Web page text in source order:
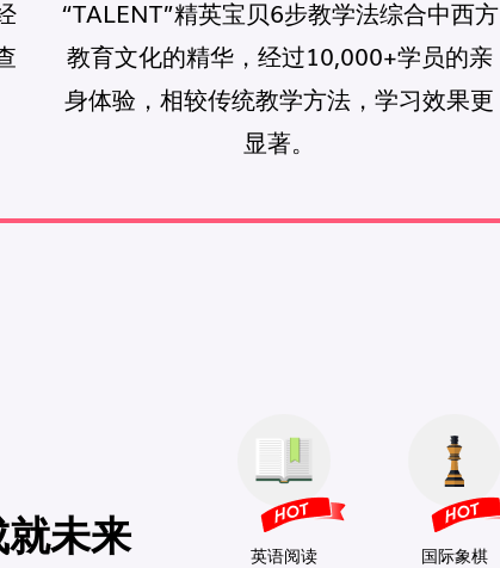
“TALENT”精英宝贝6步教学法综合中西方
教育文化的精华，经过10,000+学员的亲
身体验，相较传统教学方法，学习效果更
显著。
未来 英语阅读 国际象棋